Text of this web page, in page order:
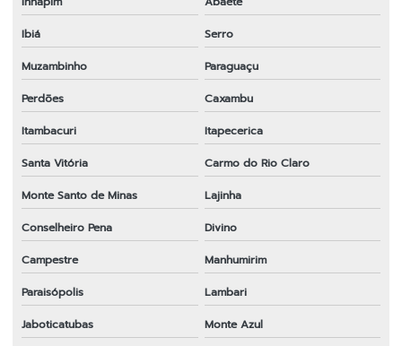
Ibiá
Serro
Muzambinho
Paraguaçu
Perdões
Caxambu
Itambacuri
Itapecerica
Santa Vitória
Carmo do Rio Claro
Monte Santo de Minas
Lajinha
Conselheiro Pena
Divino
Campestre
Manhumirim
Paraisópolis
Lambari
Jaboticatubas
Monte Azul